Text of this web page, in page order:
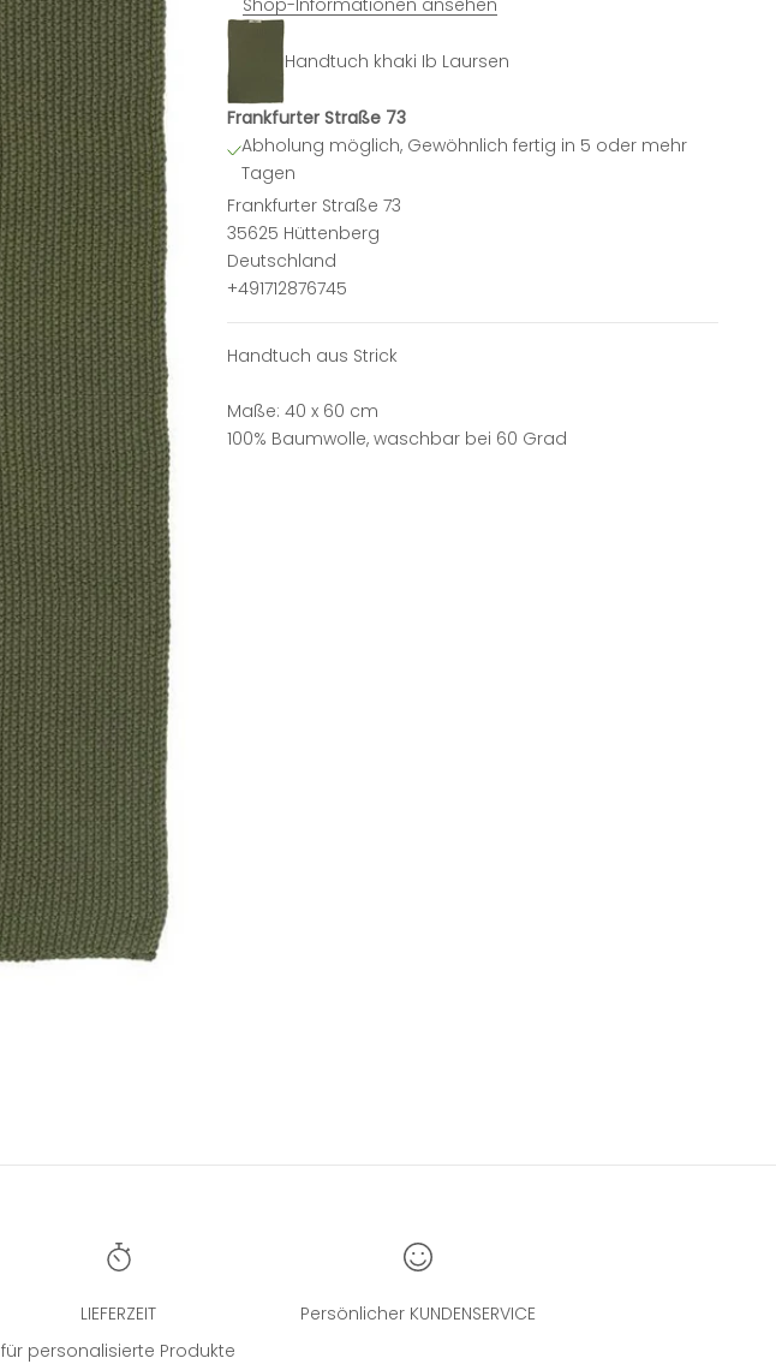
Handtuch khaki Ib Laursen
Frankfurter Straße 73
Abholung möglich, Gewöhnlich fertig in 5 oder mehr
Tagen
Frankfurter Straße 73
35625 Hüttenberg
Deutschland
+491712876745
Handtuch aus Strick
Maße: 40 x 60 cm
100% Baumwolle, waschbar bei 60 Grad
LIEFERZEIT
für personalisierte Produkte
Persönlicher KUNDENSERVICE